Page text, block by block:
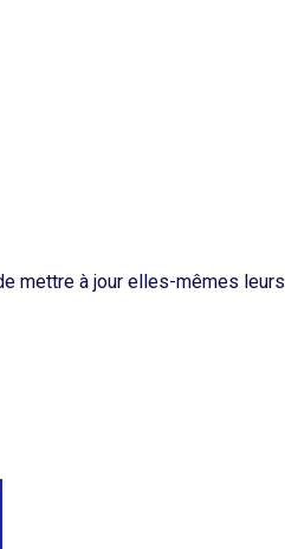
mettre à jour elles-mêmes leurs